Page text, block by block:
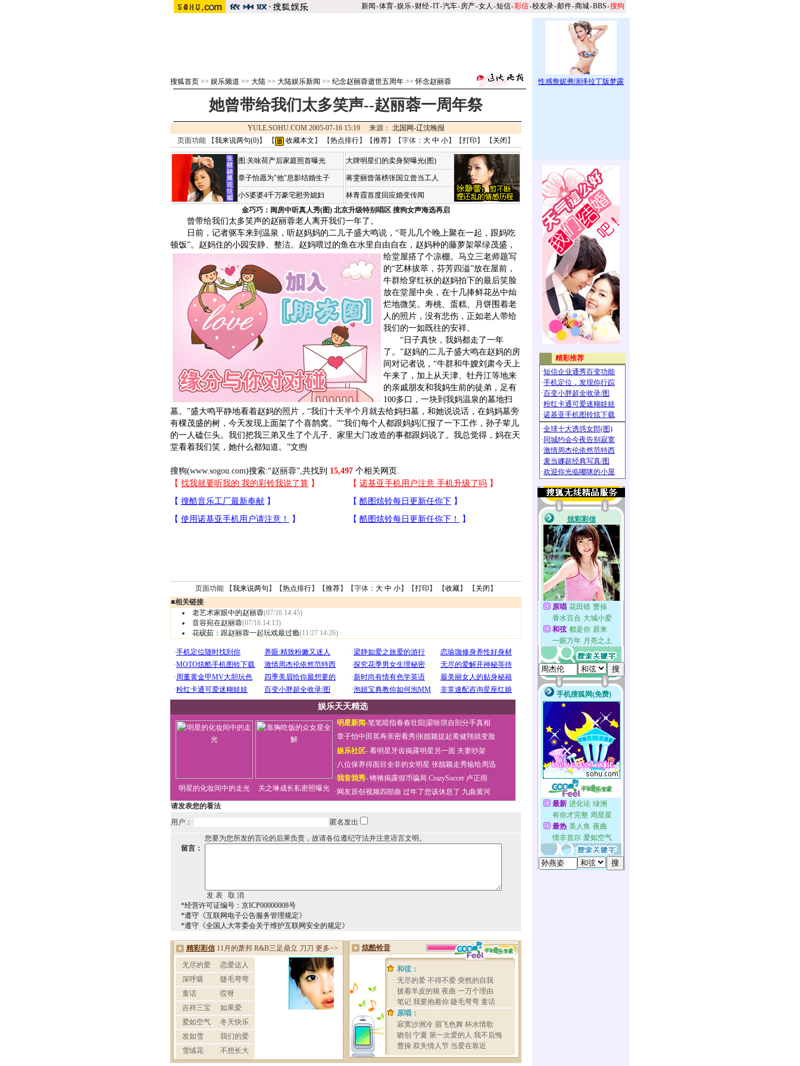
新闻-体育-娱乐-财经-IT-汽车-房产-女人 -短信-彩信-校友录-邮件-商城-BBS-搜狗
搜狐首页 >> 娱乐频道 >> 大陆 >> 大陆娱乐新闻 >> 纪念赵丽蓉逝世五周年 >>怀念赵丽蓉
她曾带给我们太多笑声--赵丽蓉一周年祭
YULE.SOHU.COM 2005-07-16 15:19 来源： 北国网-辽沈晚报
页面功能 【我来说两句(0)】 【 收藏本文 】 【热点排行】【推荐】【字体： 大 中 小】【打印 】 【 关闭 】
图:关咏荷产后家庭照首曝光
章子怡愿为"他"息影结婚生子
小S婆婆4千万豪宅慰劳媳妇
大牌明星们的卖身契曝光(图)
蒋雯丽曾落榜张国立曾当工人
林青霞首度回应婚变传闻
金巧巧：闺房中听真人秀(图) 北京升级特别唱区 搜狗女声海选再启
曾带给我们太多笑声的赵丽蓉老人离开我们一年了。
日前，记者驱车来到温泉，听赵妈妈的二儿子盛大鸣说，“哥儿几个晚上聚在一起，跟妈吃
顿饭”。赵妈住的小园安静、整洁。赵妈喂过的鱼在水里自由自在，赵妈种的藤萝架翠绿茂盛，
给堂屋搭了个凉棚。 马立三老师题写
的“艺林拔萃，芬芳四溢”放在屋前，
牛群给穿红袄的赵妈拍下的最后笑脸
放在堂屋中央，在十几捧鲜花丛中灿
烂地微笑。寿桃、蛋糕、月饼围着老
人的照片，没有悲伤，正如老人带给
我们的一如既往的安祥。
“日子真快，我妈都走了一年
了。”赵妈的二儿子盛大鸣在赵妈的房
间对记者说，“牛群和牛嫂刘肃今天上
午来了，加上从天津、牡丹江等地来
的亲戚朋友和我妈生前的徒弟，足有
100多口，一块到我妈温泉的墓地扫
墓。”盛大鸣平静地看着赵妈的照片，“我们十天半个月就去给妈扫墓，和她说说话，在妈妈墓旁
有棵茂盛的树，今天发现上面架了个喜鹊窝。”“我们每个人都跟妈妈汇报了一下工作，孙子辈儿
的一人磕仨头。我们把我三弟又生了个儿子、家里大门改造的事都跟妈说了。我总觉得，妈在天
堂看着我们笑，她什么都知道。”文煦
搜狗(www.sogou.com)搜索:“赵丽蓉”,共找到 15,497 个相关网页.
页面功能 【我来说两句 】【热点排行】【推荐】【字体： 大 中 小】【打印 】 【收藏】 【 关闭 】
■相关链接
老艺术家眼中的赵丽蓉(07/16 14:45)
音容宛在赵丽蓉(07/16 14:13)
花砚茹：跟赵丽蓉一起玩戏最过瘾(11/27 14:26)
娱乐天天精选
明星的化妆间中的走光 关之琳成长私密照曝光
·明星新闻-笔笔暗指春春壮阳 梁咏琪自剖分手真相
·章子怡中田英寿亲密看秀张靓颖提起黄健翔就变脸
·娱乐社区- 看明星牙齿揭露明星另一面 夫妻吵架
·八位保养得面目全非的女明星 张靓颖走秀输给周迅
·我音我秀- 锵锵揭露假币骗局 CrazySoccer 卢正雨
· 网友原创视频四部曲 过年了您该休息了 九曲黄河
请发表您的看法
用户：
匿名发出
您要为您所发的言论的后果负责，故请各位遵纪守法并注意语言文明。
留言：
*经营许可证编号：京ICP00000008号
*遵守《互联网电子公告服务管理规定》
*遵守《全国人大常委会关于维护互联网安全的规定》